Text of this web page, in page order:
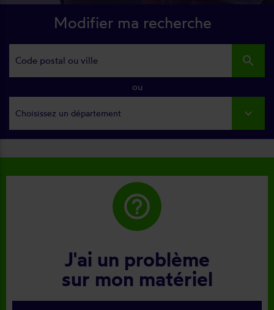
Modifier ma recherche
search
ou
Choisissez un département
help_outline
J'ai un problème
sur mon matériel